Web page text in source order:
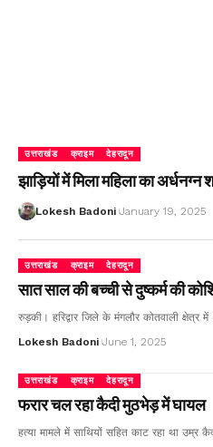
उत्तराखंड क्राइम देहरादून
झाड़ियों में मिला महिला का अर्धनग्न
Lokesh Badoni January 19, 2025
उत्तराखंड क्राइम देहरादून
सात साल की बच्ची से दुष्कर्म की
रुड़की। हरिद्वार जिले के मंगलौर कोतवाली क्षेत्र में
Lokesh Badoni June 1, 2025
उत्तराखंड क्राइम देहरादून
फरार चल रहा कैदी मुठभेड़ में घायल
हत्या मामले में साथियों सहित काट रहा था उम्र